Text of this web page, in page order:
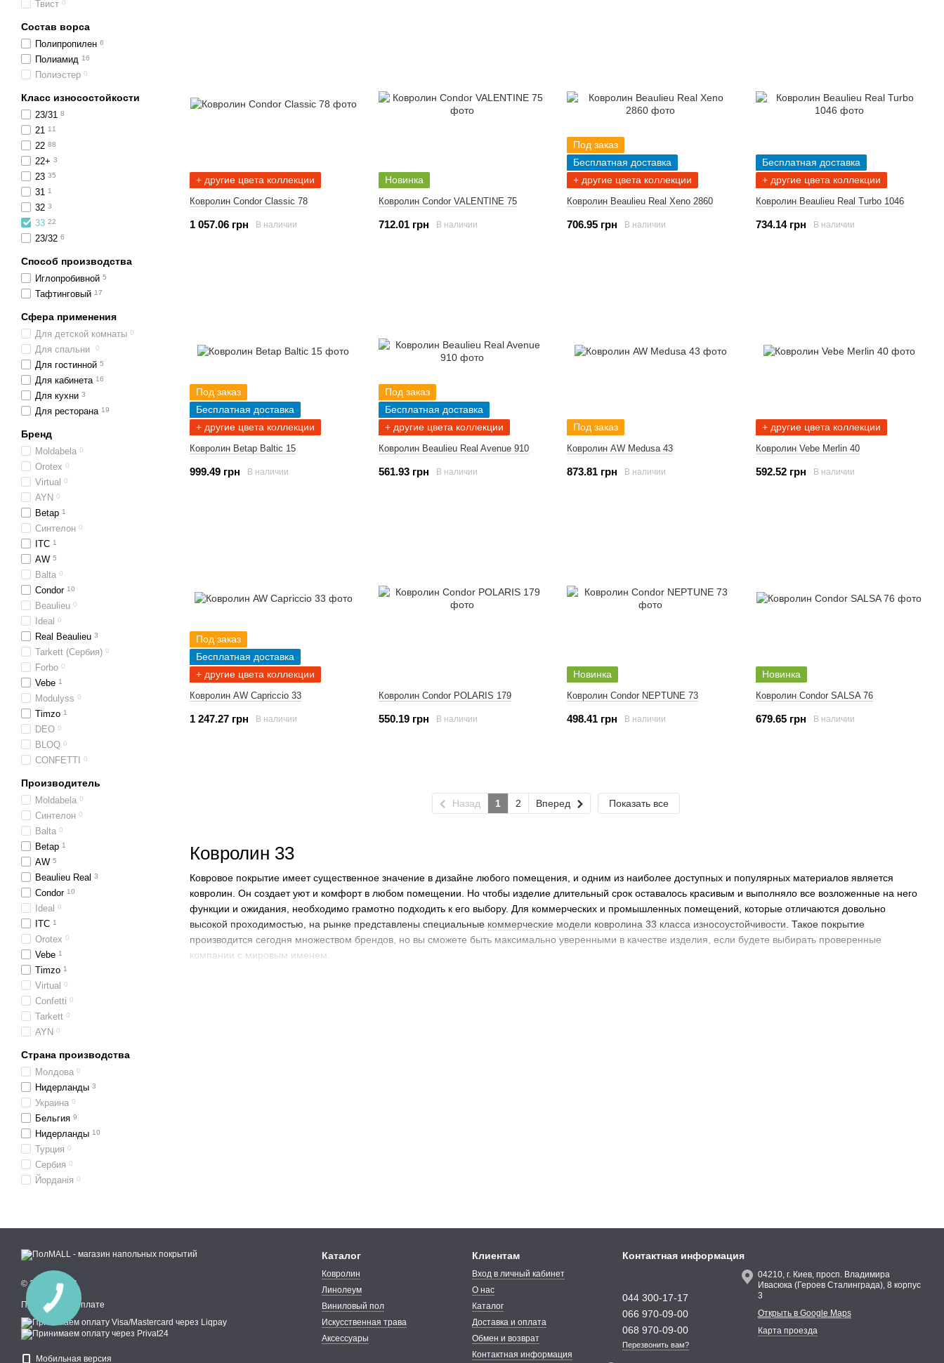
Ковролин 33
Ковровое покрытие имеет существенное значение в дизайне любого помещения, и одним из наиболее доступных и популярных материалов является
ковролин. Он создает уют и комфорт в любом помещении. Но чтобы изделие длительный срок оставалось красивым и выполняло все возложенные на него
функции и ожидания, необходимо грамотно подходить к его выбору. Для коммерческих и промышленных помещений, которые отличаются довольно
высокой проходимостью, на рынке представлены специальные коммерческие модели ковролина 33 класса износоустойчивости . Такое покрытие
производится сегодня множеством брендов, но вы сможете быть максимально уверенными в качестве изделия, если будете выбирать проверенные
компании с мировым именем.
простота и быстрота укладки;
отменный уровень огнеустойчивости.
Купить ковролин 33 в Киеве и Украине
— оптимальный вариант для всех помещений с высоким уровнем нагрузки. Покрытие не протирается, не
продавливается и имеет высокую стойкость к воздействию солнечных лучей. Ведущие бренды-производители сегодня предлагают довольно большой выбор
дизайнов, благодаря чему вы сможете подобрать оптимальный вариант модели ковролина для любого назначения и под любой интерьер.
Купить ковролин 33 в Украине с доставкой в широком ассортименте
+ другие цвета коллекции
Ковролин Condor Classic 78
1 057.06 грн В наличии
Новинка
Ковролин Condor VALENTINE 75
712.01 грн В наличии
Под заказ
Бесплатная доставка
+ другие цвета коллекции
Ковролин Beaulieu Real Xeno 2860
706.95 грн В наличии
Бесплатная доставка
+ другие цвета коллекции
Ковролин Beaulieu Real Turbo 1046
734.14 грн В наличии
Под заказ
Бесплатная доставка
+ другие цвета коллекции
Ковролин Betap Baltic 15
999.49 грн В наличии
Под заказ
Бесплатная доставка
+ другие цвета коллекции
Ковролин Beaulieu Real Avenue 910
561.93 грн В наличии
Под заказ
Ковролин AW Medusa 43
873.81 грн В наличии
+ другие цвета коллекции
Ковролин Vebe Merlin 40
592.52 грн В наличии
Под заказ
Бесплатная доставка
+ другие цвета коллекции
Ковролин AW Capriccio 33
1 247.27 грн В наличии
Ковролин Condor POLARIS 179
550.19 грн В наличии
Новинка
Ковролин Condor NEPTUNE 73
498.41 грн В наличии
Новинка
Ковролин Condor SALSA 76
679.65 грн В наличии
Назад 1 2 Вперед Показать все
Твист 0
Состав ворса
Полипропилен 6
Полиамид 16
Полиэстер 0
Класс износостойкости
23/31 8
21 11
22 88
22+ 3
23 35
31 1
32 3
33 22
23/32 6
Способ производства
Иглопробивной 5
Тафтинговый 17
Сфера применения
Для детской комнаты 0
Для спальни 0
Для гостинной 5
Для кабинета 16
Для кухни 3
Для ресторана 19
Бренд
Moldabela 0
Orotex 0
Virtual 0
AYN 0
Betap 1
Синтелон 0
ІТС 1
AW 5
Balta 0
Condor 10
Beaulieu 0
Ideal 0
Real Beaulieu 3
Tarkett (Сербия) 0
Forbo 0
Vebe 1
Modulyss 0
Timzo 1
DEO 0
BLOQ 0
CONFETTI 0
Производитель
Moldabela 0
Синтелон 0
Balta 0
Betap 1
AW 5
Beaulieu Real 3
Condor 10
Ideal 0
ITC 1
Orotex 0
Vebe 1
Timzo 1
Virtual 0
Confetti 0
Tarkett 0
AYN 0
Страна производства
Молдова 0
Нидерланды 3
Украина 0
Бельгия 9
Нидерланды 10
Турция 0
Сербия 0
Йорданія 0
© 2018—2026
Принимаем к оплате
Мобильная версия
Каталог
Ковролин
Линолеум
Виниловый пол
Искусственная трава
Аксессуары
Клиентам
Вход в личный кабинет
О нас
Каталог
Доставка и оплата
Обмен и возврат
Контактная информация
Контактная информация
044 300-17-17
066 970-09-00
068 970-09-00
Перезвонить вам?
04210, г. Киев, просп. Владимира
Ивасюка (Героев Сталинграда), 8 корпус
3
Открыть в Google Maps
Карта проезда